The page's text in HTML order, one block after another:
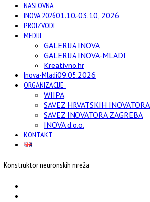
NASLOVNA
INOVA 202601.10.-03.10, 2026
PROIZVODI
MEDIJI
GALERIJA INOVA
GALERIJA INOVA-MLADI
Kreativno.hr
Inova-Mladi09.05.2026
ORGANIZACIJE
WIIPA
SAVEZ HRVATSKIH INOVATORA
SAVEZ INOVATORA ZAGREBA
INOVA d.o.o.
KONTAKT
Konstruktor neuronskih mreža